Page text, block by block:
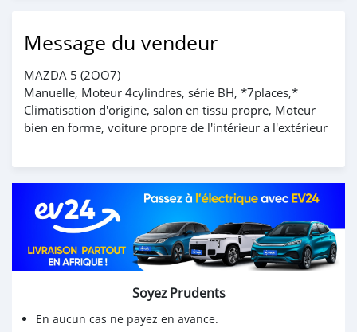
Message du vendeur
MAZDA 5 (2OO7)
Manuelle, Moteur 4cylindres, série BH, *7places,*
Climatisation d'origine, salon en tissu propre, Moteur
bien en forme, voiture propre de l'intérieur a l'extérieur
Soyez Prudents
En aucun cas ne payez en avance.